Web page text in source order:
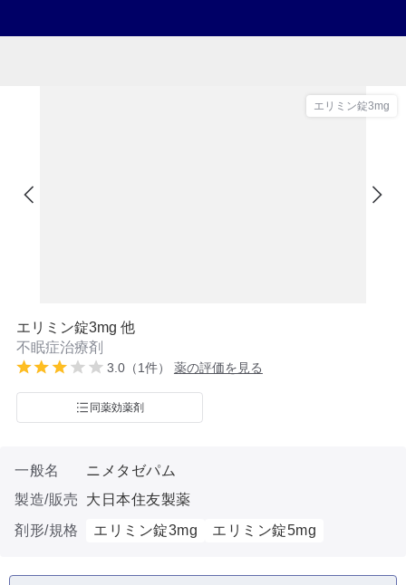
エリミン錠3mg
エリミン錠3mg 他
不眠症治療剤
3.0（1件） 薬の評価を見る
同薬効薬剤
一般名
ニメタゼパム
製造/販売
大日本住友製薬
剤形/規格
エリミン錠3mg エリミン錠5mg